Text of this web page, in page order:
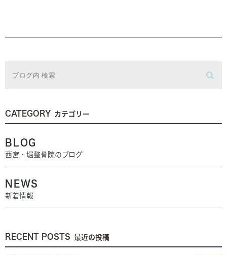
CATEGORY カテゴリー
BLOG
西宮・堀整骨院のブログ
NEWS
新着情報
RECENT POSTS 最近の投稿